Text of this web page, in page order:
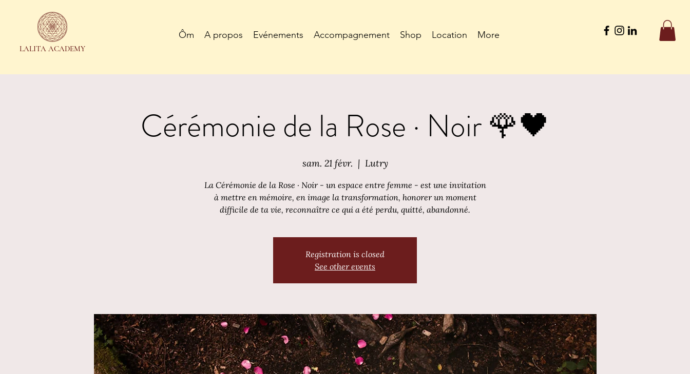
LALITA ACADEMY
Ôm A propos Evénements Accompagnement Shop Location More
Cérémonie de la Rose · Noir 🌹🖤
sam. 21 févr.
  |
Lutry
La Cérémonie de la Rose · Noir - un espace entre femme - est une invitation
à mettre en mémoire, en image la transformation, honorer un moment
difficile de ta vie, reconnaître ce qui a été perdu, quitté, abandonné.
Registration is closed
See other events